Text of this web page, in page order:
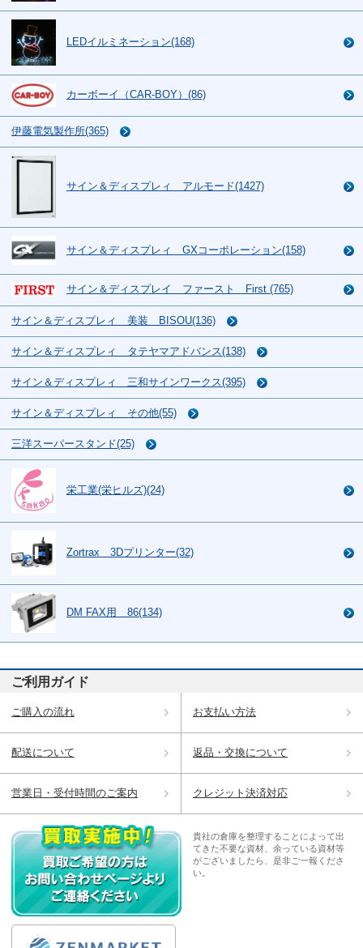
LEDイルミネーション(168)
カーボーイ（CAR-BOY）(86)
伊藤電気製作所(365)
サイン＆ディスプレィ アルモード(1427)
サイン＆ディスプレィ GXコーポレーション(158)
サイン＆ディスプレイ ファースト First (765)
サイン＆ディスプレィ 美装 BISOU(136)
サイン＆ディスプレィ タテヤマアドバンス(138)
サイン＆ディスプレィ 三和サインワークス(395)
サイン＆ディスプレィ その他(55)
三洋スーパースタンド(25)
栄工業(栄ヒルズ)(24)
Zortrax 3Dプリンター(32)
DM FAX用 86(134)
ご利用ガイド
ご購入の流れ お支払い方法
配送について 返品・交換について
営業日・受付時間のご案内 クレジット決済対応
貴社の倉庫を整理することによって出
てきた不要な資材、余っている資材等
がございましたら、是非ご一報くださ
い。